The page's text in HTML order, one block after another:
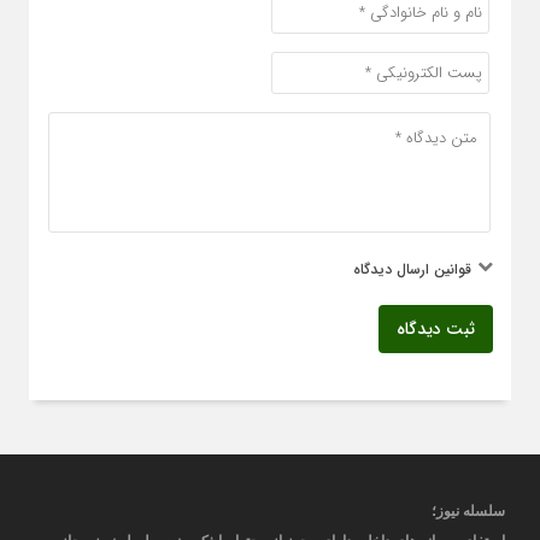
قوانین ارسال دیدگاه
ثبت دیدگاه
سلسله نیوز؛